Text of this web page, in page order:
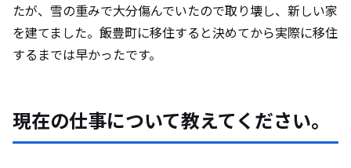
たが、雪の重みで大分傷んでいたので取り壊し、新しい家
を建てました。飯豊町に移住すると決めてから実際に移住
するまでは早かったです。
現在の仕事について教えてください。